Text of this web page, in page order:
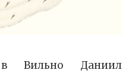
Вильно Даниил